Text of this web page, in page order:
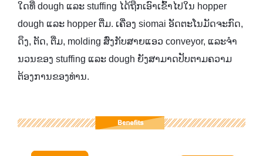
ໃດທີ່ dough ແລະ stuffing ໄດ້ຖືກເອົາເຂົ້າໄປໃນ hopper
dough ແລະ hopper ຕື່ມ. ເຄື່ອງ siomai ອັດຕະໂນມັດຈະກົດ,
ດຶງ, ຕັດ, ຕື່ມ, molding ສົ່ງກັບສາຍແອວ conveyor, ແລະຈໍາ
ນວນຂອງ stuffing ແລະ dough ຍັງສາມາດປັບຕາມຄວາມ
ຕ້ອງການຂອງທ່ານ.